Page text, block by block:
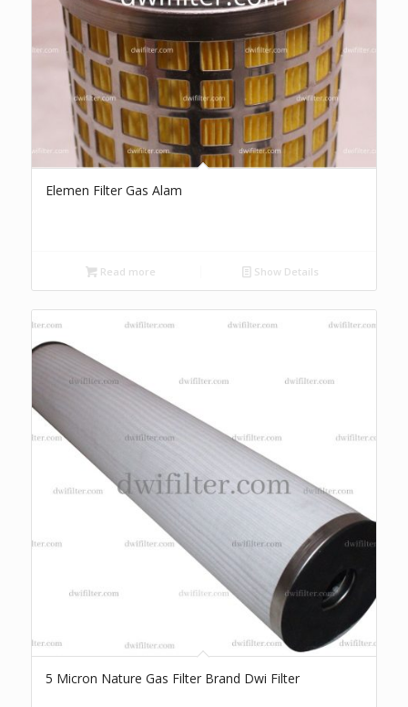
Elemen Filter Gas Alam
Read more Show Details
5 Micron Nature Gas Filter Brand Dwi Filter